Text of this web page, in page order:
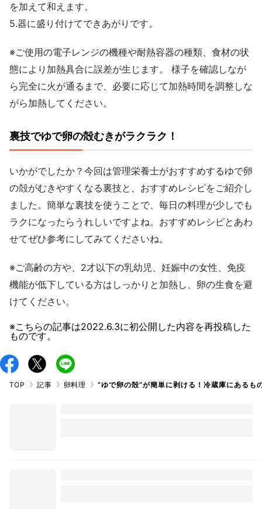
を加えて和えます。
5.器に盛り付けてできあがりです。
※ご使用の電子レンジの機種や耐熱容器の種類、食材の状
態により加熱具合に誤差が生じます。 様子を確認しなが
ら完全に火が通るまで、必要に応じて加熱時間を調整しな
がら加熱してください。
裏技でゆで卵の殻むきがラクラク！
いかがでしたか？今回は管理栄養士がおすすめするゆで卵
の殻がむきやすくなる裏技と、おすすめレシピをご紹介し
ました。簡単な裏技を使うことで、毎日の料理が少しでも
ラクになったらうれしいですよね。おすすめレシピとあわ
せてぜひ参考にしてみてくださいね。
※ご高齢の方や、2才以下の乳幼児、妊娠中の女性、免疫
機能が低下している方はしっかりと加熱し、卵の生食を避
けてください。
※こちらの記事は2022.6.3に初公開した内容を再投稿した
ものです。
TOP 記事 卵料理 “ゆで卵の殻”が簡単に剥ける！冷蔵庫にあるも